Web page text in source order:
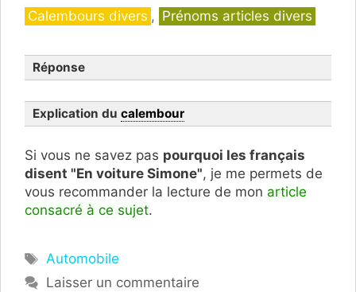
Catégories
Calembours divers , Prénoms articles divers
Réponse
Explication du calembour
Si vous ne savez pas pourquoi les français
disent "En voiture Simone", je me permets de
vous recommander la lecture de mon article
consacré à ce sujet.
Étiquettes
Automobile
Laisser un commentaire